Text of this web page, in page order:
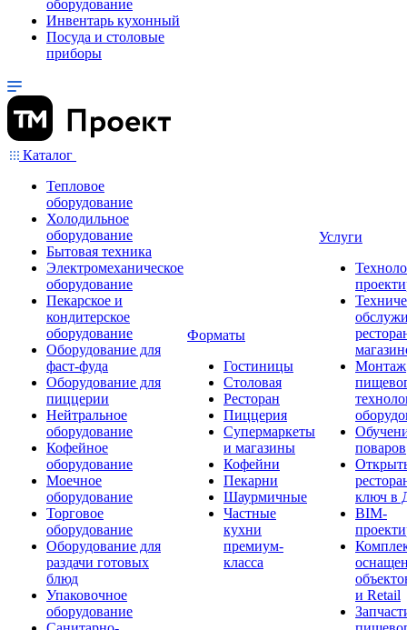
оборудование
Инвентарь кухонный
Посуда и столовые
приборы
Каталог
Тепловое
оборудование
Холодильное
оборудование
Бытовая техника
Электромеханическое
оборудование
Пекарское и
кондитерское
оборудование
Оборудование для
фаст-фуда
Оборудование для
пиццерии
Нейтральное
оборудование
Кофейное
оборудование
Моечное
оборудование
Торговое
оборудование
Оборудование для
раздачи готовых
блюд
Упаковочное
оборудование
Форматы
Гостиницы
Столовая
Ресторан
Пиццерия
Супермаркеты
и магазины
Кофейни
Пекарни
Шаурмичные
Частные
кухни
премиум-
класса
Услуги
Монтаж
поваров
ключ в
BIM-
и Retail